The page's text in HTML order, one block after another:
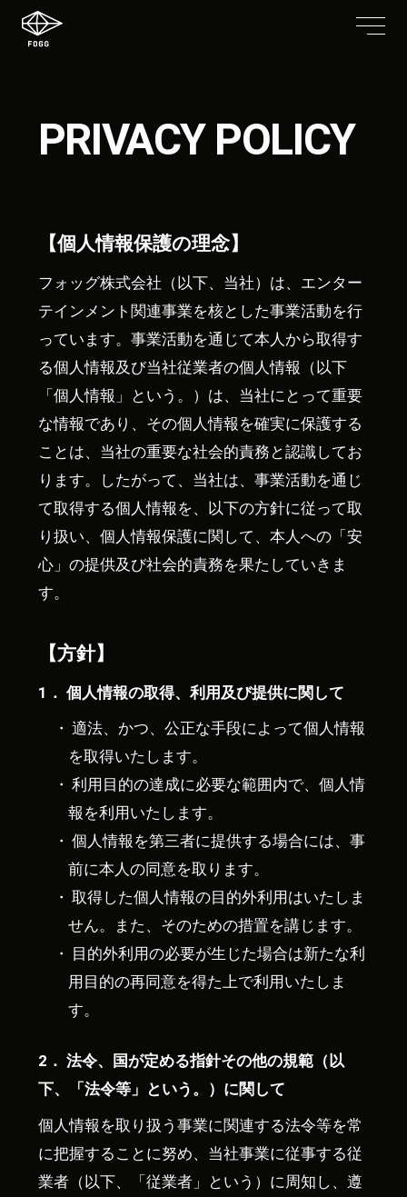
PRIVACY POLICY
【個人情報保護の理念】
フォッグ株式会社（以下、当社）は、エンター
テインメント関連事業を核とした事業活動を行
っています。事業活動を通じて本人から取得す
る個人情報及び当社従業者の個人情報（以下
「個人情報」という。）は、当社にとって重要
な情報であり、その個人情報を確実に保護する
ことは、当社の重要な社会的責務と認識してお
ります。したがって、当社は、事業活動を通じ
て取得する個人情報を、以下の方針に従って取
り扱い、個人情報保護に関して、本人への「安
心」の提供及び社会的責務を果たしていきま
す。
【方針】
1． 個人情報の取得、利用及び提供に関して
適法、かつ、公正な手段によって個人情報
を取得いたします。
利用目的の達成に必要な範囲内で、個人情
報を利用いたします。
個人情報を第三者に提供する場合には、事
前に本人の同意を取ります。
取得した個人情報の目的外利用はいたしま
せん。また、そのための措置を講じます。
目的外利用の必要が生じた場合は新たな利
用目的の再同意を得た上で利用いたしま
す。
2． 法令、国が定める指針その他の規範（以
下、「法令等」という。）に関して
個人情報を取り扱う事業に関連する法令等を常
に把握することに努め、当社事業に従事する従
業者（以下、「従業者」という）に周知し、遵